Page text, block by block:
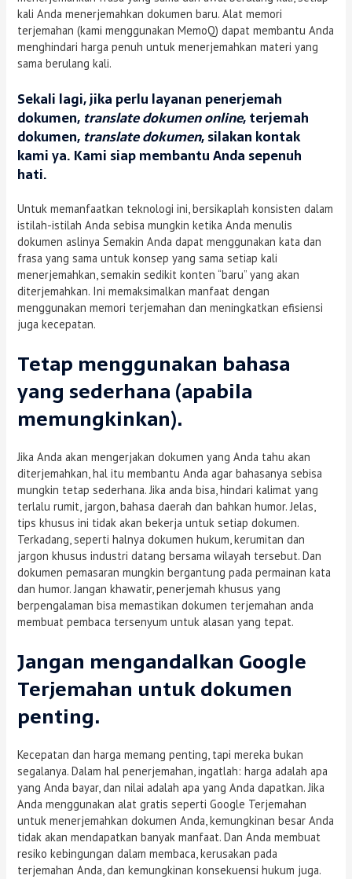
kali Anda menerjemahkan dokumen baru. Alat memori
terjemahan (kami menggunakan MemoQ) dapat membantu Anda
menghindari harga penuh untuk menerjemahkan materi yang
sama berulang kali.
Sekali lagi, jika perlu layanan penerjemah
dokumen, translate dokumen online,terjemah
dokumen, translate dokumen, silakan kontak
kami ya. Kami siap membantu Anda sepenuh
hati.
Untuk memanfaatkan teknologi ini, bersikaplah konsisten dalam
istilah-istilah Anda sebisa mungkin ketika Anda menulis
dokumen aslinya Semakin Anda dapat menggunakan kata dan
frasa yang sama untuk konsep yang sama setiap kali
menerjemahkan, semakin sedikit konten “baru” yang akan
diterjemahkan. Ini memaksimalkan manfaat dengan
menggunakan memori terjemahan dan meningkatkan efisiensi
juga kecepatan.
Tetap menggunakan bahasa
yang sederhana (apabila
memungkinkan).
Jika Anda akan mengerjakan dokumen yang Anda tahu akan
diterjemahkan, hal itu membantu Anda agar bahasanya sebisa
mungkin tetap sederhana. Jika anda bisa, hindari kalimat yang
terlalu rumit, jargon, bahasa daerah dan bahkan humor. Jelas,
tips khusus ini tidak akan bekerja untuk setiap dokumen.
Terkadang, seperti halnya dokumen hukum, kerumitan dan
jargon khusus industri datang bersama wilayah tersebut. Dan
dokumen pemasaran mungkin bergantung pada permainan kata
dan humor. Jangan khawatir, penerjemah khusus yang
berpengalaman bisa memastikan dokumen terjemahan anda
membuat pembaca tersenyum untuk alasan yang tepat.
Jangan mengandalkan Google
Terjemahan untuk dokumen
penting.
Kecepatan dan harga memang penting, tapi mereka bukan
segalanya. Dalam hal penerjemahan, ingatlah: harga adalah apa
yang Anda bayar, dan nilai adalah apa yang Anda dapatkan. Jika
Anda menggunakan alat gratis seperti Google Terjemahan
untuk menerjemahkan dokumen Anda, kemungkinan besar Anda
tidak akan mendapatkan banyak manfaat. Dan Anda membuat
resiko kebingungan dalam membaca, kerusakan pada
terjemahan Anda, dan kemungkinan konsekuensi hukum juga.